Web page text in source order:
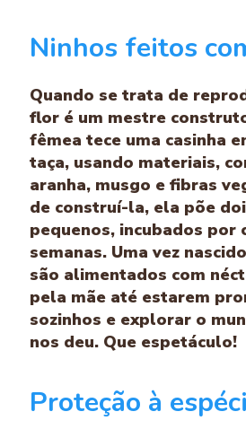
Ninhos feitos
Quando se trata de
flor é um mestre
fêmea tece uma casinha
taça, usando materiais,
aranha, musgo e fibras
de construí-la, ela põe
pequenos, incubados por
semanas. Uma vez
são alimentados com
pela mãe até estarem
sozinhos e explorar o
nos deu. Que espetáculo!
Proteção à